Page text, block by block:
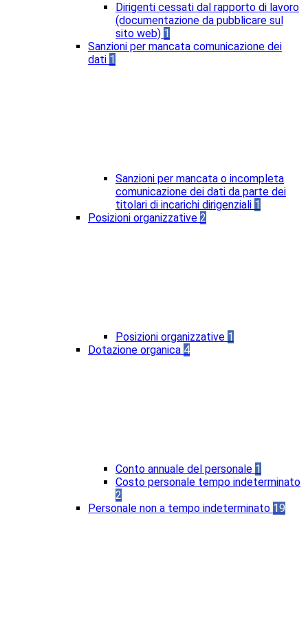
Dirigenti cessati dal rapporto di lavoro
(documentazione da pubblicare sul
sito web) 1
Sanzioni per mancata comunicazione dei
dati 1
Sanzioni per mancata o incompleta
comunicazione dei dati da parte dei
titolari di incarichi dirigenziali 1
Posizioni organizzative 2
Posizioni organizzative 1
Dotazione organica 4
Conto annuale del personale 1
Costo personale tempo indeterminato
2
Personale non a tempo indeterminato 19